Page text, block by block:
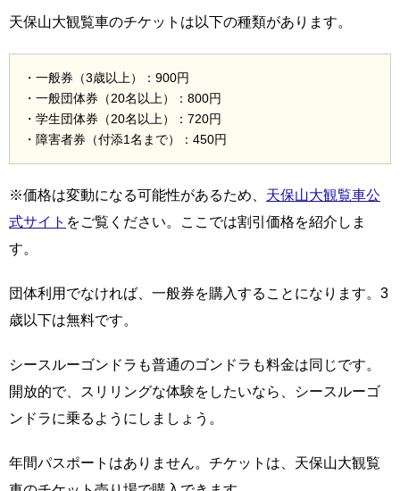
天保山大観覧車のチケットは以下の種類があります。
・一般券（3歳以上）：900円
・一般団体券（20名以上）：800円
・学生団体券（20名以上）：720円
・障害者券（付添1名まで）：450円
※価格は変動になる可能性があるため、 天保山大観覧車公
式サイト をご覧ください。ここでは割引価格を紹介しま
す。
団体利用でなければ、一般券を購入することになります。3
歳以下は無料です。
シースルーゴンドラも普通のゴンドラも料金は同じです。
開放的で、スリリングな体験をしたいなら、シースルーゴ
ンドラに乗るようにしましょう。
年間パスポートはありません。チケットは、天保山大観覧